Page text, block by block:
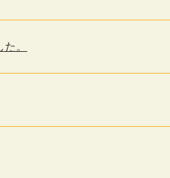
。